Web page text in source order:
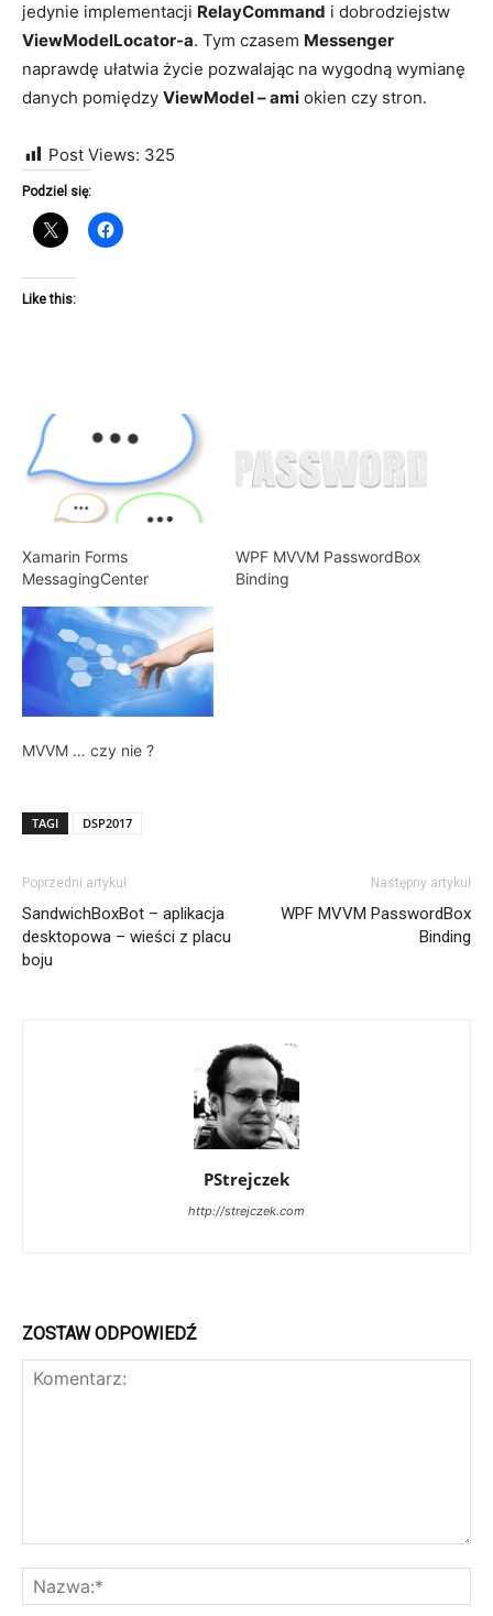
jedynie implementacji RelayCommand i dobrodziejstw
ViewModelLocator-a. Tym czasem Messenger
naprawdę ułatwia życie pozwalając na wygodną wymianę
danych pomiędzy ViewModel – ami okien czy stron.
Post Views: 325
Podziel się:
Like this:
Xamarin Forms
MessagingCenter
WPF MVVM PasswordBox
Binding
MVVM … czy nie ?
TAGI DSP2017
Poprzedni artykuł
SandwichBoxBot – aplikacja
desktopowa – wieści z placu
boju
Następny artykuł
WPF MVVM PasswordBox
Binding
PStrejczek
http://strejczek.com
ZOSTAW ODPOWIEDŹ